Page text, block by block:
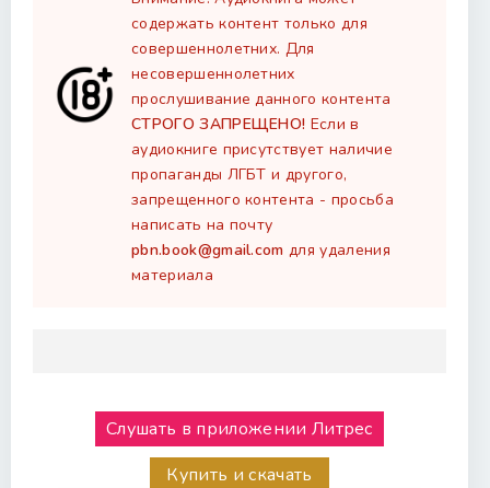
содержать контент только для
совершеннолетних. Для
несовершеннолетних
прослушивание данного контента
СТРОГО ЗАПРЕЩЕНО! Если в
аудиокниге присутствует наличие
пропаганды ЛГБТ и другого,
запрещенного контента - просьба
написать на почту
pbn.book@gmail.com для удаления
материала
Слушать в приложении Литрес
Купить и скачать